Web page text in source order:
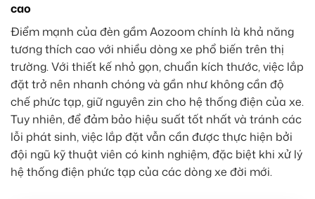
cao
Điểm mạnh của đèn gầm Aozoom chính là khả năng
tương thích cao với nhiều dòng xe phổ biến trên thị
trường. Với thiết kế nhỏ gọn, chuẩn kích thước, việc lắp
đặt trở nên nhanh chóng và gần như không cần độ
chế phức tạp, giữ nguyên zin cho hệ thống điện của xe.
Tuy nhiên, để đảm bảo hiệu suất tốt nhất và tránh các
lỗi phát sinh, việc lắp đặt vẫn cần được thực hiện bởi
đội ngũ kỹ thuật viên có kinh nghiệm, đặc biệt khi xử lý
hệ thống điện phức tạp của các dòng xe đời mới.